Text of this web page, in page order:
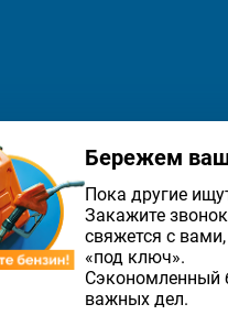
на
конфиденциальности
Бережем
Пока другие
Закажите
свяжется с
«под ключ».
Сэкономленный
важных дел.